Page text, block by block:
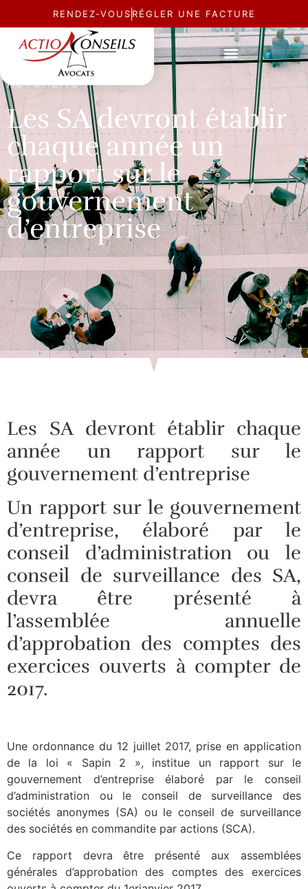
RENDEZ-VOUS RÉGLER UNE FACTURE
ACTUALITÉ
Les SA devront établir
chaque année un
rapport sur le
gouvernement
d’entreprise
Les SA devront établir chaque
année un rapport sur le
gouvernement d’entreprise
Un rapport sur le gouvernement
d’entreprise, élaboré par le
conseil d’administration ou le
conseil de surveillance des SA,
devra être présenté à
l’assemblée annuelle
d’approbation des comptes des
exercices ouverts à compter de
2017.
Une ordonnance du 12 juillet 2017, prise en application
de la loi « Sapin 2 », institue un rapport sur le
gouvernement d’entreprise élaboré par le conseil
d’administration ou le conseil de surveillance des
sociétés anonymes (SA) ou le conseil de surveillance
des sociétés en commandite par actions (SCA).
Ce rapport devra être présenté aux assemblées
générales d’approbation des comptes des exercices